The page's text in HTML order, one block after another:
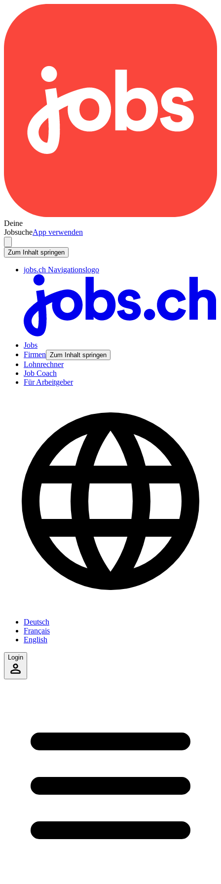
Deine
JobsucheApp verwenden
Zum Inhalt springen
jobs.ch Navigationslogo
Jobs
Firmen Zum Inhalt springen
Lohnrechner
Job Coach
Für Arbeitgeber
Deutsch
Français
English
Login